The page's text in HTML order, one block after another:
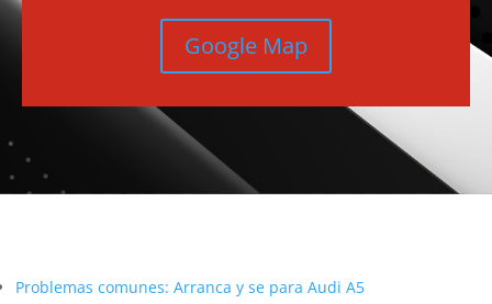
Google Map
Problemas comunes: Arranca y se para Audi A5